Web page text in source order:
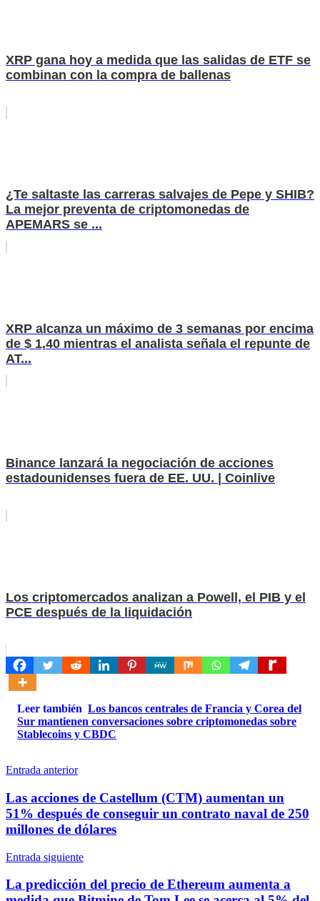
XRP gana hoy a medida que las salidas de ETF se
combinan con la compra de ballenas
¿Te saltaste las carreras salvajes de Pepe y SHIB?
La mejor preventa de criptomonedas de
APEMARS se ...
XRP alcanza un máximo de 3 semanas por encima
de $ 1,40 mientras el analista señala el repunte de
AT...
Binance lanzará la negociación de acciones
estadounidenses fuera de EE. UU. | Coinlive
Los criptomercados analizan a Powell, el PIB y el
PCE después de la liquidación
Leer también Los bancos centrales de Francia y Corea del
Sur mantienen conversaciones sobre criptomonedas sobre
Stablecoins y CBDC
Navegación
de
entradas
Entrada anterior
Las acciones de Castellum (CTM) aumentan un
51% después de conseguir un contrato naval de 250
millones de dólares
Entrada siguiente
La predicción del precio de Ethereum aumenta a